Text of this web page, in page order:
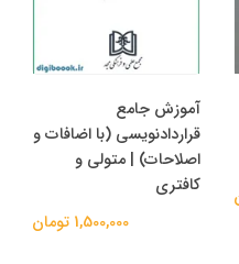
آموزش جامع
قراردادنویسی (با اضافات و
اصلاحات) | متولی و
کافتری
1,500,000 تومان